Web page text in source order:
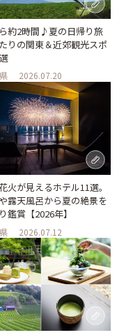
約2時間♪夏の日帰り旅
りの関東＆近郊観光スポ
2026.07.20
火が見えるホテル11選。
露天風呂から夏の絶景を
鑑賞【2026年】
2026.07.12